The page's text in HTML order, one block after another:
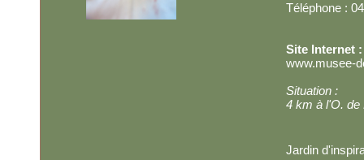
Téléphone :
Site Internet :
www.musee-
Situation :
4 km à l'O. de
Jardin